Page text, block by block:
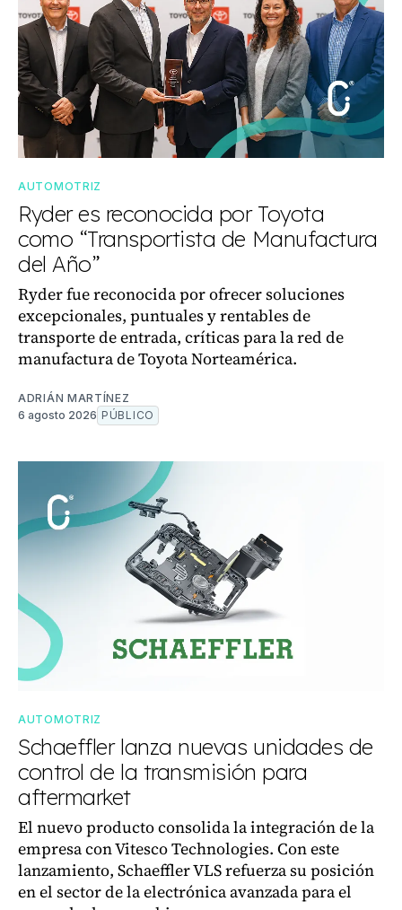
AUTOMOTRIZ
Ryder es reconocida por Toyota
como “Transportista de Manufactura
del Año”
Ryder fue reconocida por ofrecer soluciones
excepcionales, puntuales y rentables de
transporte de entrada, críticas para la red de
manufactura de Toyota Norteamérica.
ADRIÁN MARTÍNEZ
6 agosto 2026 PÚBLICO
AUTOMOTRIZ
Schaeffler lanza nuevas unidades de
control de la transmisión para
aftermarket
El nuevo producto consolida la integración de la
empresa con Vitesco Technologies. Con este
lanzamiento, Schaeffler VLS refuerza su posición
en el sector de la electrónica avanzada para el